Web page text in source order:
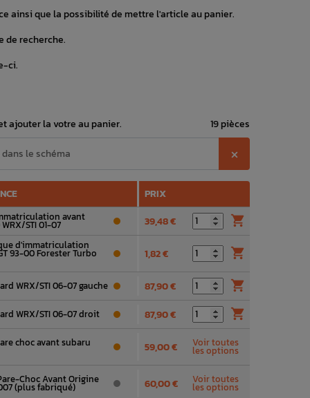
ainsi que la possibilité de mettre l'article au panier.
de recherche.
ci.
ajouter la votre au panier. 19 pièces
⨉
PRIX
avant
STI 01-07 39,48 € 
d'immatriculation
93-00 Forester Turbo 1,82 € 
WRX/STI 06-07 gauche 87,90 € 
WRX/STI 06-07 droit 87,90 € 
choc avant subaru 59,00 € Voir toutes
les options
Choc Avant Origine
(plus fabriqué) 60,00 € Voir toutes
les options